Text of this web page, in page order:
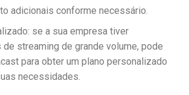
adicionais conforme necessário.
se a sua empresa tiver
streaming de grande volume, pode
para obter um plano personalizado
necessidades.